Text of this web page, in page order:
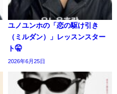
ユノユンホの「恋の駆け引き
（ミルダン）」レッスンスター
ト🤫
2026年6月25日